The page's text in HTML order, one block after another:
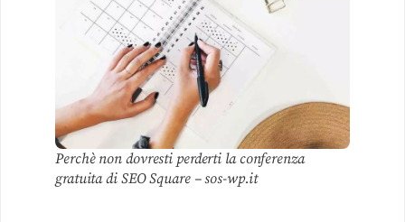
Perchè non dovresti perderti la conferenza
gratuita di SEO Square – sos-wp.it